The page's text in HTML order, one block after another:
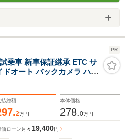
PR
新車保証継承 ETC サ
オートクルーズコントロ
突防止システム LEDヘッド
払総額
2万円
本体価格
278.0万円
価ローン 月々19,400円